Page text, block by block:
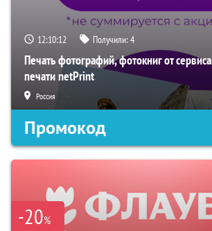
12:10:11 Получили:4
Печать фотографий, фотокниг от
печати netPrint
Россия
Промокод
-20%